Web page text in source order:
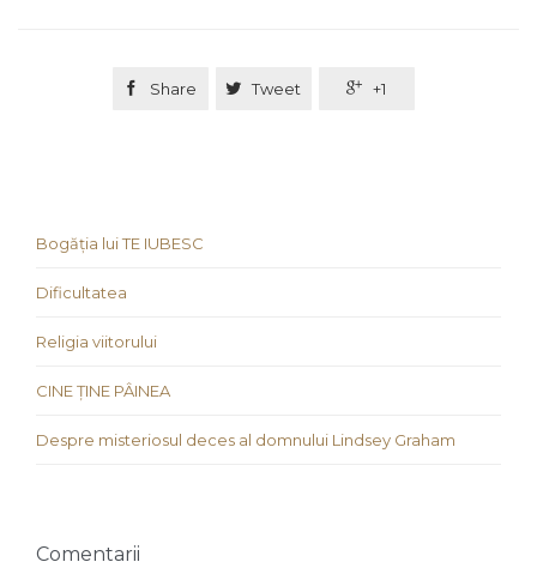
 Share  Tweet  +1
Bogăția lui TE IUBESC
Dificultatea
Religia viitorului
CINE ȚINE PÂINEA
Despre misteriosul deces al domnului Lindsey Graham
Comentarii